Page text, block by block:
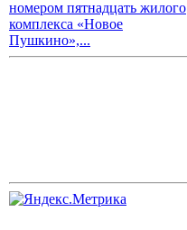
номером пятнадцать жилого
комплекса «Новое
Пушкино»,...